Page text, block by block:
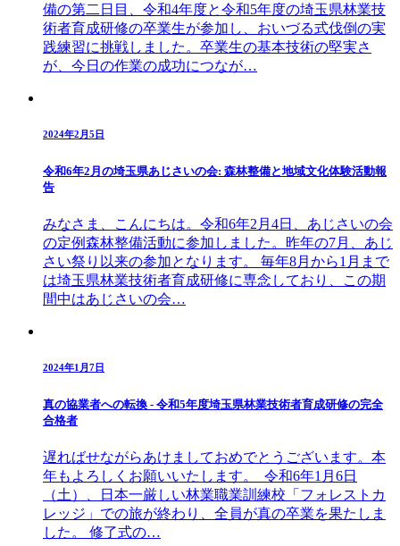
備の第二日目、令和4年度と令和5年度の埼玉県林業技
術者育成研修の卒業生が参加し、おいづる式伐倒の実
践練習に挑戦しました。卒業生の基本技術の堅実さ
が、今日の作業の成功につなが…
2024年2月5日
令和6年2月の埼玉県あじさいの会: 森林整備と地域文化体験活動報
告
みなさま、こんにちは。令和6年2月4日、あじさいの会
の定例森林整備活動に参加しました。昨年の7月、あじ
さい祭り以来の参加となります。 毎年8月から1月まで
は埼玉県林業技術者育成研修に専念しており、この期
間中はあじさいの会…
2024年1月7日
真の協業者への転換 - 令和5年度埼玉県林業技術者育成研修の完全
合格者
遅ればせながらあけましておめでとうございます。本
年もよろしくお願いいたします。 令和6年1月6日
（土）、日本一厳しい林業職業訓練校「フォレストカ
レッジ」での旅が終わり、全員が真の卒業を果たしま
した。 修了式の…